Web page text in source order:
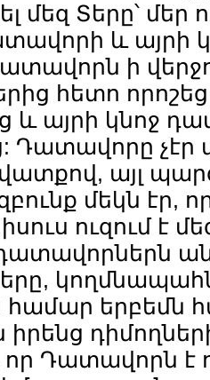
մեզ Տերը՝ մեր
և այրի
ի
հետո
և այրի կնոջ
Դատավորը չէր
այլ
մեկն էր,
ուզում է
երբեմն
իրենց
Դատավորն է